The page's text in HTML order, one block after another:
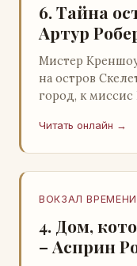
6. Тайна
Артур
Мистер
на остров
город, к
«кризис»…
Читать онлайн →
ВОКЗАЛ ВРЕМЕНИ
4. Дом,
– Асприн